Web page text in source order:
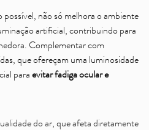
não só melhora o ambiente
artificial, contribuindo para
Complementar com
que ofereçam uma luminosidade
para evitar fadiga ocular e
do ar, que afeta diretamente